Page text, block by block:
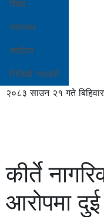
शिक्षा
स्वास्थ्य
साहित्य
भिडियो ग्यालरी
२०८३ साउन २१ गते बिहिवार
कीर्ते
आरोपमा